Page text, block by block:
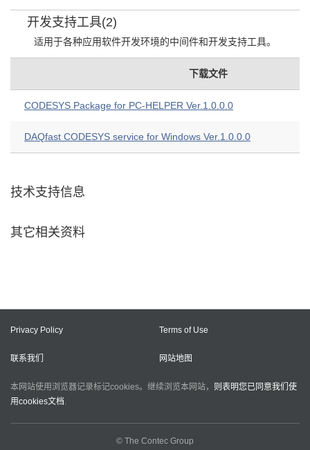
开发支持工具(2)
适用于各种应用软件开发环境的中间件和开发支持工具。
下载文件
CODESYS Package for PC-HELPER Ver.1.0.0.0
DAQfast CODESYS service for Windows Ver.1.0.0.0
技术支持信息
其它相关资料
Privacy Policy Terms of Use
联系我们 网站地图
本网站使用浏览器记录标记cookies。继续浏览本网站， 则表明您已同意我们使
用cookies文档.
© The Contec Group